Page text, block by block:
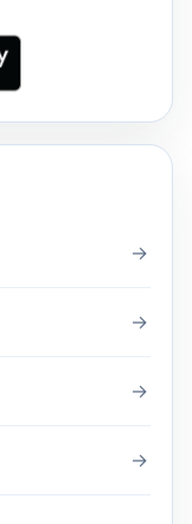
→
→
→
→